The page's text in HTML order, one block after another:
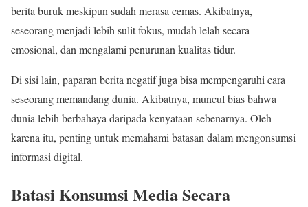
berita buruk meskipun sudah merasa cemas. Akibatnya,
seseorang menjadi lebih sulit fokus, mudah lelah secara
emosional, dan mengalami penurunan kualitas tidur.
Di sisi lain, paparan berita negatif juga bisa mempengaruhi cara
seseorang memandang dunia. Akibatnya, muncul bias bahwa
dunia lebih berbahaya daripada kenyataan sebenarnya. Oleh
karena itu, penting untuk memahami batasan dalam mengonsumsi
informasi digital.
Batasi Konsumsi Media Secara